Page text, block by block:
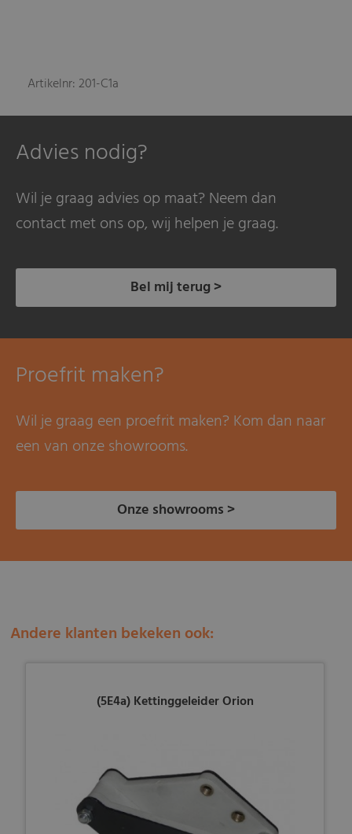
Artikelnr: 201-C1a
Advies nodig?
Wil je graag advies op maat? Neem dan
contact met ons op, wij helpen je graag.
Bel mij terug >
Proefrit maken?
Wil je graag een proefrit maken? Kom dan naar
een van onze showrooms.
Onze showrooms >
Andere klanten bekeken ook:
(5E4a) Kettinggeleider Orion